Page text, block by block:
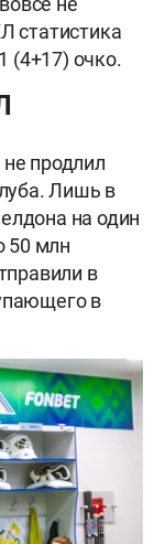
статистика
(4+17) очко.
продлил
Лишь в
на один
50 млн
в
в